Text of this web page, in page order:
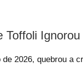
Toffoli Ignorou
2026, quebrou a